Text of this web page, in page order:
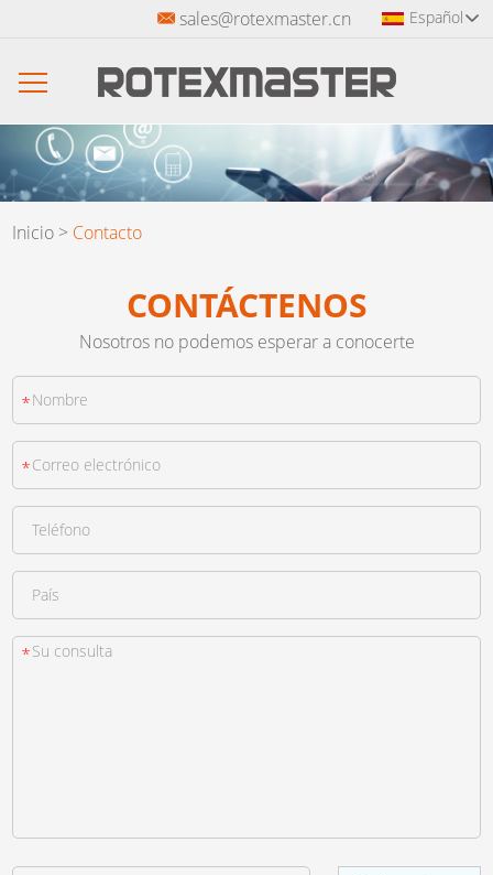
sales@rotexmaster.cn Español
Inicio > Contacto
CONTÁCTENOS
Nosotros no podemos esperar a conocerte